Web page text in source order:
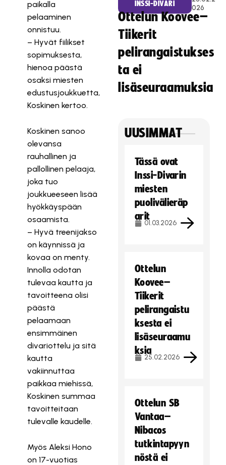
paikalla
pelaaminen
onnistuu.
– Hyvät fiilikset
sopimuksesta,
hienoa päästä
osaksi miesten
edustusjoukkuetta,
Koskinen kertoo.
Koskinen sanoo
olevansa
rauhallinen ja
pallollinen pelaaja,
joka tuo
joukkueeseen lisää
hyökkäyspään
osaamista.
– Hyvä treenijakso
on käynnissä ja
kovaa on menty.
Innolla odotan
tulevaa kautta ja
tavoitteena olisi
päästä
pelaamaan
ensimmäinen
divariottelu ja sitä
kautta
vakiinnuttaa
paikkaa miehissä,
Koskinen summaa
tavoitteitaan
tulevalle kaudelle.
Myös Aleksi Hono
on 17-vuotias
INSSI-DIVARI
026
Ottelun Koovee–
Tiikerit
pelirangaistukses
ta ei
lisäseuraamuksia
UUSIMMAT
Tässä ovat
Inssi-Divarin
miesten
puolivälieräp
arit
01.03.2026
Ottelun
Koovee–
Tiikerit
pelirangaistu
ksesta ei
lisäseuraamu
ksia
25.02.2026
Ottelun SB
Vantaa–
Nibacos
tutkintapyyn
nöstä ei